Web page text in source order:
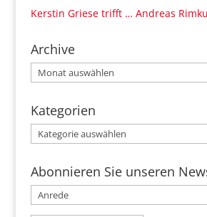
Kerstin Griese trifft … Andreas
Archive
Archive
Kategorien
Kategorien
Abonnieren Sie unseren